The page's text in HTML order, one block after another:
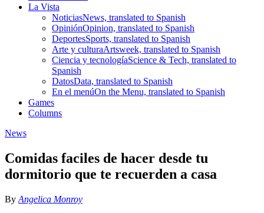
La Vista
NoticiasNews, translated to Spanish
OpiniónOpinion, translated to Spanish
DeportesSports, translated to Spanish
Arte y culturaArtsweek, translated to Spanish
Ciencia y tecnologíaScience & Tech, translated to
Spanish
DatosData, translated to Spanish
En el menúOn the Menu, translated to Spanish
Games
Columns
News
Comidas faciles de hacer desde tu
dormitorio que te recuerden a casa
By Angelica Monroy